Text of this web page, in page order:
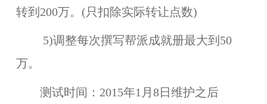
转到200万。(只扣除实际转让点数)
5)调整每次撰写帮派成就册最大到50
万。
测试时间： 2015年1月8日维护之后